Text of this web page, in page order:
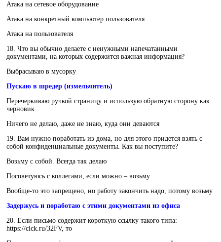
Атака на сетевое оборудование
Атака на конкретный компьютер пользователя
Атака на пользователя
18. Что вы обычно делаете с ненужными напечатанными
документами, на которых содержится важная информация?
Выбрасываю в мусорку
Пускаю в шредер (измельчитель)
Перечеркиваю ручкой страницу и использую обратную сторону как
черновик
Ничего не делаю, даже не знаю, куда они деваются
19. Вам нужно поработать из дома, но для этого придется взять с
собой конфиденциальные документы. Как вы поступите?
Возьму с собой. Всегда так делаю
Посоветуюсь с коллегами, если можно – возьму
Вообще-то это запрещено, но работу закончить надо, потому возьму
Задержусь и поработаю с этими документами из офиса
20. Если письмо содержит короткую ссылку такого типа:
https://clck.ru/32FV, то